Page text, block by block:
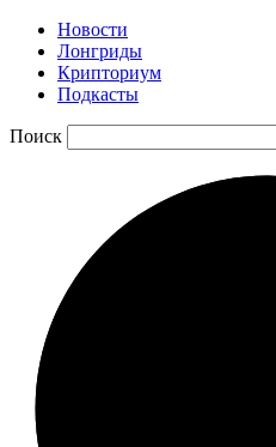
Новости
Лонгриды
Крипториум
Подкасты
Поиск